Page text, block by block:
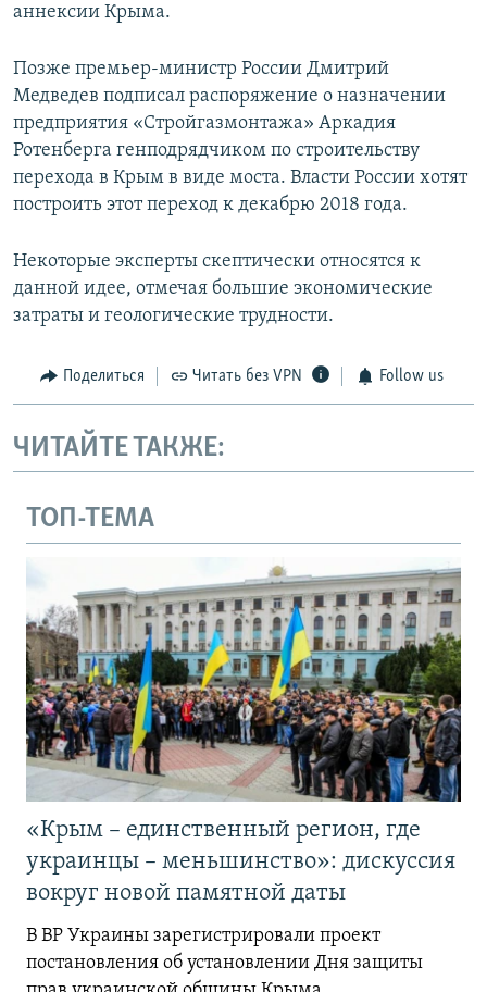
аннексии Крыма.
Позже премьер-министр России Дмитрий
Медведев подписал распоряжение о назначении
предприятия «Стройгазмонтажа» Аркадия
Ротенберга генподрядчиком по строительству
перехода в Крым в виде моста. Власти России хотят
построить этот переход к декабрю 2018 года.
Некоторые эксперты скептически относятся к
данной идее, отмечая большие экономические
затраты и геологические трудности.
Поделиться Читать без VPN Follow us
ЧИТАЙТЕ ТАКЖЕ:
ТОП-ТЕМА
«Крым – единственный регион, где
украинцы – меньшинство»: дискуссия
вокруг новой памятной даты
В ВР Украины зарегистрировали проект
постановления об установлении Дня защиты